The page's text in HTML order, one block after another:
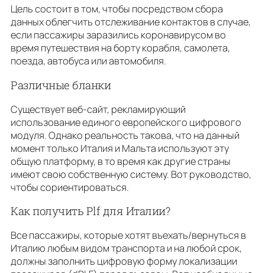
Цель состоит в том, чтобы посредством сбора
данных облегчить отслеживание контактов в случае,
если пассажиры заразились коронавирусом во
время путешествия на борту корабля, самолета,
поезда, автобуса или автомобиля.
Различные бланки
Существует веб-сайт, рекламирующий
использование единого европейского цифрового
модуля. Однако реальность такова, что на данный
момент только Италия и Мальта используют эту
общую платформу, в то время как другие страны
имеют свою собственную систему. Вот руководство,
чтобы сориентироваться.
Как получить Plf для Италии?
Все пассажиры, которые хотят въехать/вернуться в
Италию любым видом транспорта и на любой срок,
должны заполнить цифровую форму локализации